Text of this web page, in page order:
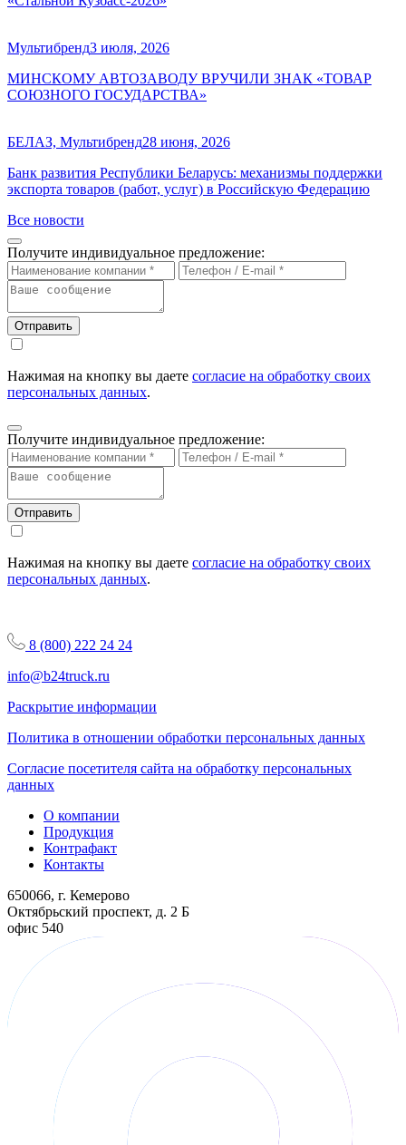
Мультибренд3 июля, 2026
МИНСКОМУ АВТОЗАВОДУ ВРУЧИЛИ ЗНАК «ТОВАР
СОЮЗНОГО ГОСУДАРСТВА»
БЕЛАЗ, Мультибренд28 июня, 2026
Банк развития Республики Беларусь: механизмы поддержки
экспорта товаров (работ, услуг) в Российскую Федерацию
Все новости
Получите индивидуальное предложение:
Отправить
Нажимая на кнопку вы даете согласие на обработку своих
персональных данных.
Получите индивидуальное предложение:
Отправить
Нажимая на кнопку вы даете согласие на обработку своих
персональных данных.
8 (800) 222 24 24
info@b24truck.ru
Раскрытие информации
Политика в отношении обработки персональных данных
Согласие посетителя сайта на обработку персональных
данных
О компании
Продукция
Контрафакт
Контакты
650066, г. Кемерово
Октябрьский проспект, д. 2 Б
офис 540